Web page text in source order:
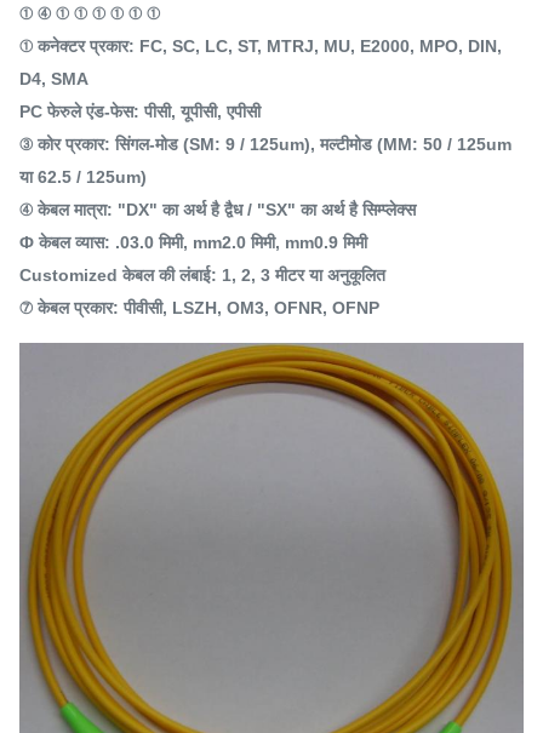
① ④ ① ① ① ① ① ①
① कनेक्टर प्रकार: FC, SC, LC, ST, MTRJ, MU, E2000, MPO, DIN,
D4, SMA
PC फेरुले एंड-फेस: पीसी, यूपीसी, एपीसी
③ कोर प्रकार: सिंगल-मोड (SM: 9 / 125um), मल्टीमोड (MM: 50 / 125um
या 62.5 / 125um)
④ केबल मात्रा: "DX" का अर्थ है द्वैध / "SX" का अर्थ है सिम्प्लेक्स
Ф केबल व्यास: .03.0 मिमी, mm2.0 मिमी, mm0.9 मिमी
Customized केबल की लंबाई: 1, 2, 3 मीटर या अनुकूलित
⑦ केबल प्रकार: पीवीसी, LSZH, OM3, OFNR, OFNP